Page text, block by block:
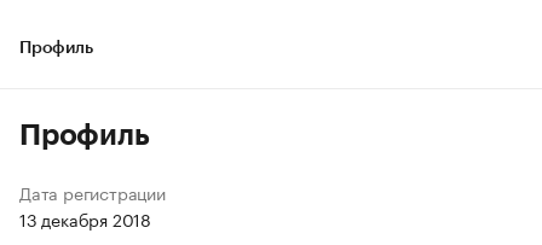
Профиль
Профиль
Дата регистрации
13 декабря 2018